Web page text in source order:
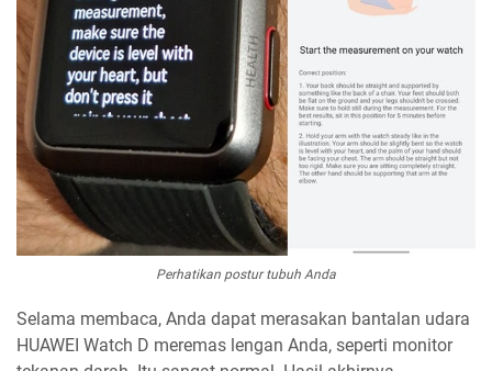
Perhatikan postur tubuh Anda
Selama membaca, Anda dapat merasakan bantalan udara
HUAWEI Watch D meremas lengan Anda, seperti monitor